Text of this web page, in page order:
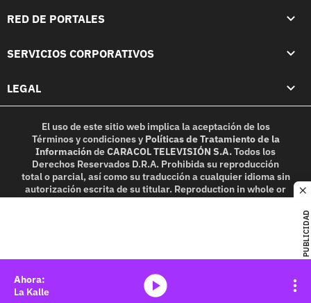
PUBLICIDAD
RED DE PORTALES
SERVICIOS CORPORATIVOS
LEGAL
El uso de este sitio web implica la aceptación de los
Términos y condicionesy Políticas de Tratamiento de la
InformacióndeCARACOL TELEVISIÓN S.A.Todos los
Derechos Reservados D.R.A. Prohibida su reproducción
total o parcial, así como su traducción a cualquier idioma sin
autorización escrita de su titular. Reproduction in whole or
in part, or translation without written permission is
La Kalle